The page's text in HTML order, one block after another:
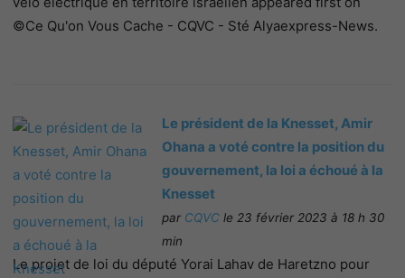
©Ce Qu'on Vous Cache - CQVC - Sté Alyaexpress-News.
Le président de la Knesset, Amir
Ohana a voté contre la position du
gouvernement, la loi a échoué à la
Knesset
par CQVC le 23 février 2023 à 18 h 30
min
Le projet de loi du député Yorai Lahav de Haretzno pour